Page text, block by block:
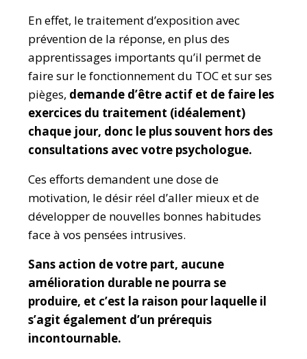
En effet, le traitement d’exposition avec
prévention de la réponse, en plus des
apprentissages importants qu’il permet de
faire sur le fonctionnement du TOC et sur ses
pièges, demande d’être actif et de faire les
exercices du traitement (idéalement)
chaque jour, donc le plus souvent hors des
consultations avec votre psychologue.
Ces efforts demandent une dose de
motivation, le désir réel d’aller mieux et de
développer de nouvelles bonnes habitudes
face à vos pensées intrusives.
Sans action de votre part, aucune
amélioration durable ne pourra se
produire, et c’est la raison pour laquelle il
s’agit également d’un prérequis
incontournable.